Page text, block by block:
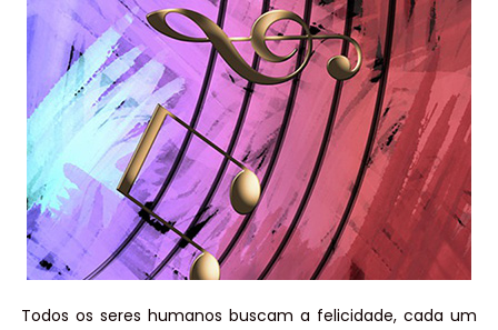
Todos os seres humanos buscam a felicidade, cada um